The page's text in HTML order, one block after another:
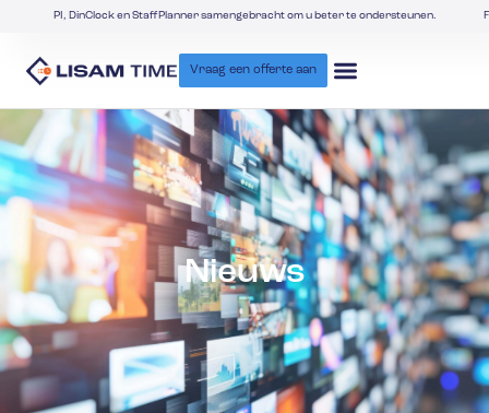
PI, DinClock en StaffPlanner samengebracht om u beter te ondersteunen.
Vraag een offerte aan
Nieuws